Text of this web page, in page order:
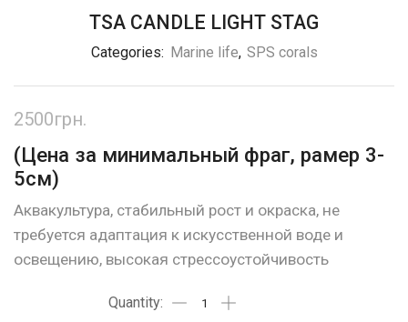
TSA CANDLE LIGHT STAG
Categories: Marine life, SPS corals
2500грн.
(Цена за минимальный фраг, рамер 3-
5см)
Аквакультура, стабильный рост и окраска, не
требуется адаптация к искусственной воде и
освещению, высокая стрессоустойчивость